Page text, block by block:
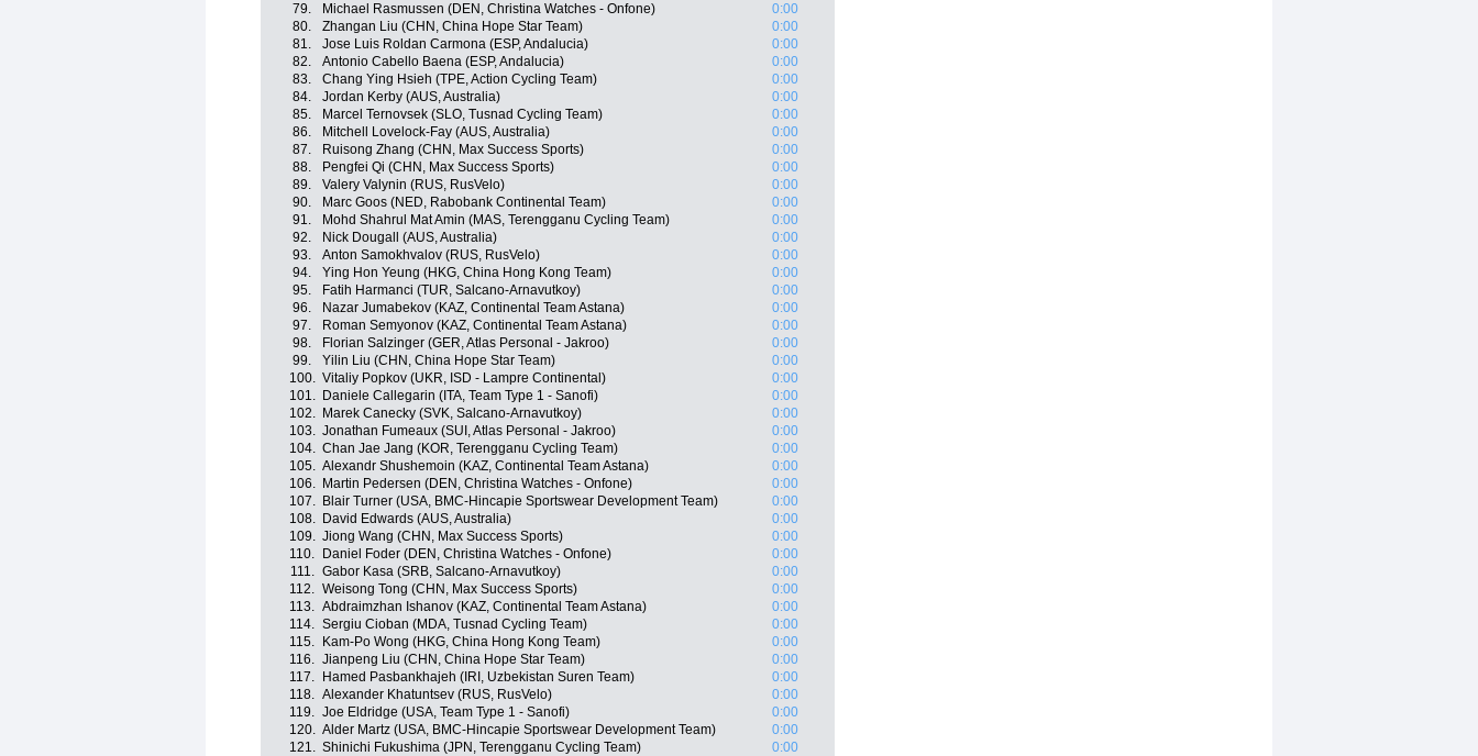
79.
Michael Rasmussen (DEN, Christina Watches - Onfone)
0:00
80.
Zhangan Liu (CHN, China Hope Star Team)
0:00
81.
Jose Luis Roldan Carmona (ESP, Andalucia)
0:00
82.
Antonio Cabello Baena (ESP, Andalucia)
0:00
83.
Chang Ying Hsieh (TPE, Action Cycling Team)
0:00
84.
Jordan Kerby (AUS, Australia)
0:00
85.
Marcel Ternovsek (SLO, Tusnad Cycling Team)
0:00
86.
Mitchell Lovelock-Fay (AUS, Australia)
0:00
87.
Ruisong Zhang (CHN, Max Success Sports)
0:00
88.
Pengfei Qi (CHN, Max Success Sports)
0:00
89.
Valery Valynin (RUS, RusVelo)
0:00
90.
Marc Goos (NED, Rabobank Continental Team)
0:00
91.
Mohd Shahrul Mat Amin (MAS, Terengganu Cycling Team)
0:00
92.
Nick Dougall (AUS, Australia)
0:00
93.
Anton Samokhvalov (RUS, RusVelo)
0:00
94.
Ying Hon Yeung (HKG, China Hong Kong Team)
0:00
95.
Fatih Harmanci (TUR, Salcano-Arnavutkoy)
0:00
96.
Nazar Jumabekov (KAZ, Continental Team Astana)
0:00
97.
Roman Semyonov (KAZ, Continental Team Astana)
0:00
98.
Florian Salzinger (GER, Atlas Personal - Jakroo)
0:00
99.
Yilin Liu (CHN, China Hope Star Team)
0:00
100. Vitaliy Popkov (UKR, ISD - Lampre Continental)
0:00
101.
Daniele Callegarin (ITA, Team Type 1 - Sanofi)
0:00
102.
Marek Canecky (SVK, Salcano-Arnavutkoy)
0:00
103. Jonathan Fumeaux (SUI, Atlas Personal - Jakroo)
0:00
104. Chan Jae Jang (KOR, Terengganu Cycling Team)
0:00
105. Alexandr Shushemoin (KAZ, Continental Team Astana)
0:00
106.
Martin Pedersen (DEN, Christina Watches - Onfone)
0:00
107.
Blair Turner (USA, BMC-Hincapie Sportswear Development Team)
0:00
108.
David Edwards (AUS, Australia)
0:00
109. Jiong Wang (CHN, Max Success Sports)
0:00
110.
Daniel Foder (DEN, Christina Watches - Onfone)
0:00
111. Gabor Kasa (SRB, Salcano-Arnavutkoy)
0:00
112. Weisong Tong (CHN, Max Success Sports)
0:00
113. Abdraimzhan Ishanov (KAZ, Continental Team Astana)
0:00
114. Sergiu Cioban (MDA, Tusnad Cycling Team)
0:00
115.
Kam-Po Wong (HKG, China Hong Kong Team)
0:00
116. Jianpeng Liu (CHN, China Hope Star Team)
0:00
117.
Hamed Pasbankhajeh (IRI, Uzbekistan Suren Team)
0:00
118. Alexander Khatuntsev (RUS, RusVelo)
0:00
119. Joe Eldridge (USA, Team Type 1 - Sanofi)
0:00
120. Alder Martz (USA, BMC-Hincapie Sportswear Development Team)
0:00
121. Shinichi Fukushima (JPN, Terengganu Cycling Team)
0:00